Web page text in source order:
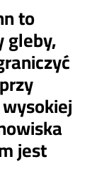
to
gleby,
jest